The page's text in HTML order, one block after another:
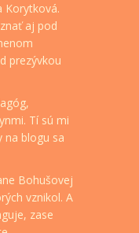
Korytková.
aj pod
prezývkou
Tí sú mi
na blogu sa
Bohušovej
vznikol. A
zase